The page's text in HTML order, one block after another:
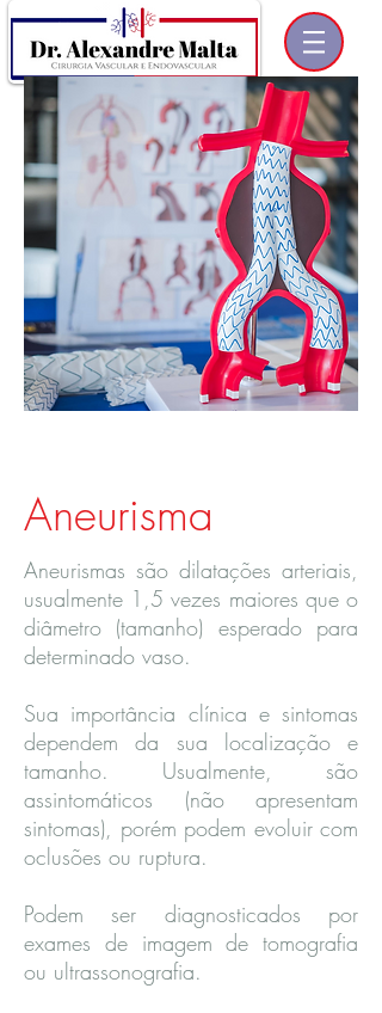
Aneurisma
Aneurismas são dilatações arteriais,
usualmente 1,5 vezes maiores que o
diâmetro (tamanho) esperado para
determinado vaso.
Sua importância clínica e sintomas
dependem da sua localização e
tamanho. Usualmente, são
assintomáticos (não apresentam
sintomas), porém podem evoluir com
oclusões ou ruptura.
Podem ser diagnosticados por
exames de imagem de tomografia
ou ultrassonografia.